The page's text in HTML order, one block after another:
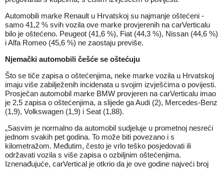
Automobili marke Renault u Hrvatskoj su najmanje oštećeni -
samo 41,2 % svih vozila ove marke provjerenih na carVerticalu
bilo je oštećeno. Peugeot (41,6 %), Fiat (44,3 %), Nissan (44,6 %)
i Alfa Romeo (45,6 %) ne zaostaju previše.
Njemački automobili češće se oštećuju
Što se tiče zapisa o oštećenjima, neke marke vozila u Hrvatskoj
imaju više zabilježenih incidenata u svojim izvješćima o povijesti.
Prosječan automobil marke BMW provjeren na carVerticalu imao
je 2,5 zapisa o oštećenjima, a slijede ga Audi (2), Mercedes-Benz
(1,9), Volkswagen (1,9) i Seat (1,88).
„Sasvim je normalno da automobil sudjeluje u prometnoj nesreći
jednom svakih pet godina. To može biti povezano i s
kilometražom. Međutim, često je vrlo teško posjedovati ili
održavati vozila s više zapisa o ozbiljnim oštećenjima.
Iznenađujuće, carVertical je otkrio da je ove godine najveći broj